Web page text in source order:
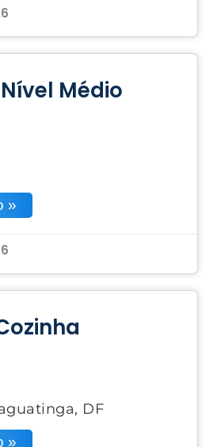
Médio
»
DF
»